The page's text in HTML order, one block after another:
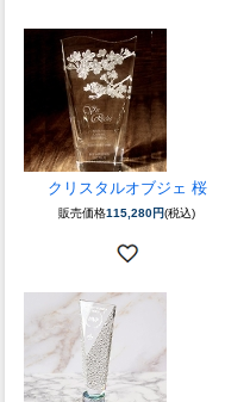
クリスタルオブジェ 桜
販売価格115,280円(税込)